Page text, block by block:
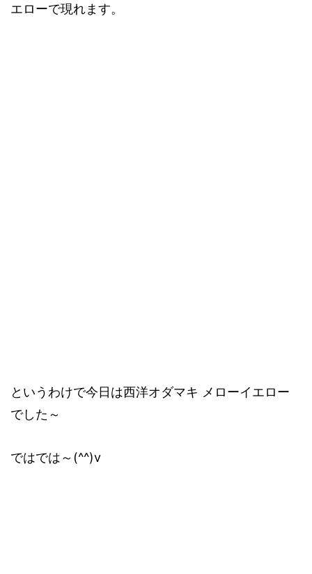
エローで現れます。
というわけで今日は西洋オダマキ メローイエロー
でした～
ではでは～(^^)v